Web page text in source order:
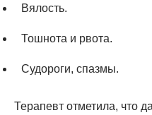
Вялость.
Тошнота и рвота.
Судороги, спазмы.
Терапевт отметила, что